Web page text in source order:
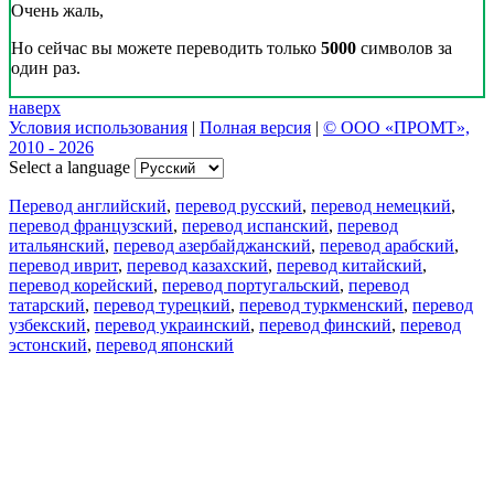
Очень жаль,
Но сейчас вы можете переводить только 5000 символов за
один раз.
наверх
Условия использования | Полная версия | © ООО «ПРОМТ»,
2010 - 2026
Select a language
Перевод английский, перевод русский, перевод немецкий,
перевод французский, перевод испанский, перевод
итальянский, перевод азербайджанский, перевод арабский,
перевод иврит, перевод казахский, перевод китайский,
перевод корейский, перевод португальский, перевод
татарский, перевод турецкий, перевод туркменский, перевод
узбекский, перевод украинский, перевод финский, перевод
эстонский, перевод японский